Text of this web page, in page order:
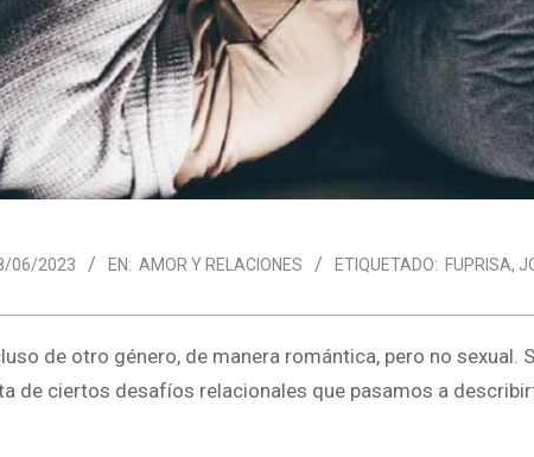
06/2023 EN: AMOR Y RELACIONES ETIQUETADO: FUPRISA,
de otro género, de manera romántica, pero no sexual.
de ciertos desafíos relacionales que pasamos a